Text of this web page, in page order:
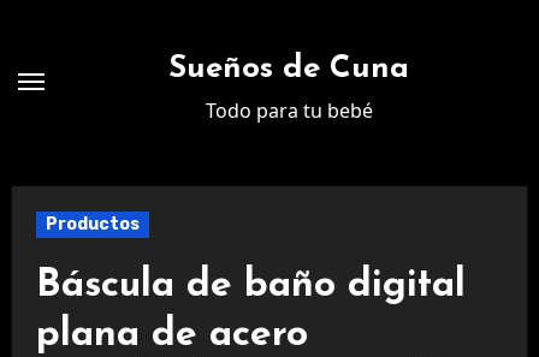
contenido
Sueños de Cuna
Todo para tu bebé
Productos
Báscula de baño digital
plana de acero